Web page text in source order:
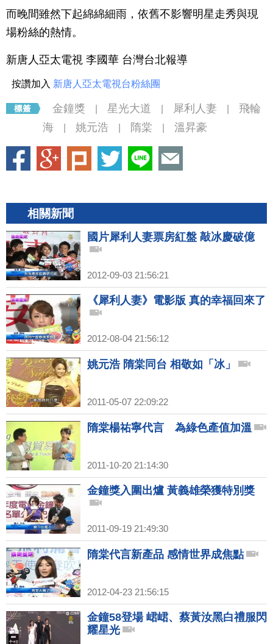
而晚間雖然下起綿綿細雨，依舊不影響明星走秀與現
場粉絲的熱情。
新唐人亞太電視 李國華 台灣台北報導
按讚加入 新唐人亞太電視台粉絲團
金鐘獎 星光大道 犀利人妻
飛輪
海
姚元浩 隋棠 溫昇豪
相關新聞
國片犀利人妻票房紅盤 敲冰慶破億
2012-09-03 21:56:21
《犀利人妻》電影版 真的幸福回來了
2012-08-04 21:56:12
姚元浩 隋棠同台 相敬如「冰」
2011-05-07 22:09:22
隋棠楊祐寧代言 為綠色產值加溫
2011-10-20 21:14:30
金鐘獎入圍出爐 黃義雄榮獲特別獎
2011-09-19 21:49:30
隋棠代言新產品 感情世界成焦點
2012-04-23 21:56:15
金鐘58登場 峮峮、蔡黃汝黑白禮服閃
耀星光